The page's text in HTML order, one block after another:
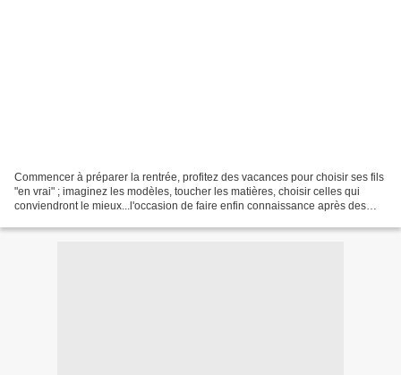
Commencer à préparer la rentrée, profitez des vacances pour choisir ses fils
"en vrai" ; imaginez les modèles, toucher les matières, choisir celles qui
conviendront le mieux...l'occasion de faire enfin connaissance après des